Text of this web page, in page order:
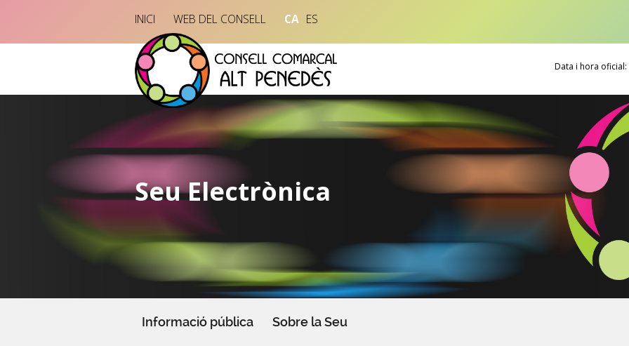
INICI WEB DEL CONSELL CA ES
Data i hora oficial:
Seu Electrònica
Informació pública Sobre la Seu